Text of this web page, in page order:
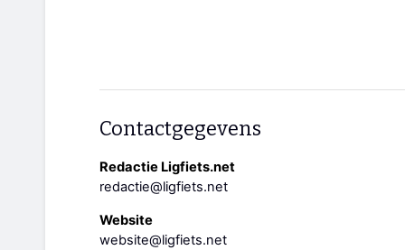
Contactgegevens
Redactie Ligfiets.net
redactie@ligfiets.net
Website
website@ligfiets.net